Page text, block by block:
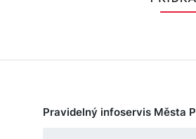
Pravidelný infoservis Města